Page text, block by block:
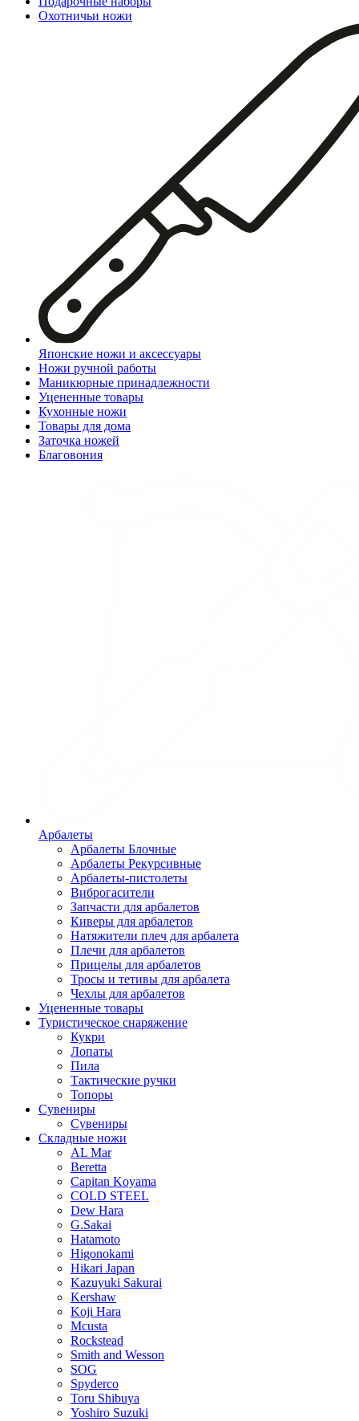
Охотничьи ножи
Японские ножи и аксессуары
Ножи ручной работы
Маникюрные принадлежности
Уцененные товары
Кухонные ножи
Товары для дома
Заточка ножей
Благовония
Арбалеты
Арбалеты Блочные
Арбалеты Рекурсивные
Арбалеты-пистолеты
Виброгасители
Запчасти для арбалетов
Киверы для арбалетов
Натяжители плеч для арбалета
Плечи для арбалетов
Прицелы для арбалетов
Тросы и тетивы для арбалета
Чехлы для арбалетов
Уцененные товары
Туристическое снаряжение
Кукри
Лопаты
Пила
Тактические ручки
Топоры
Сувениры
Сувениры
Складные ножи
AL Mar
Beretta
Capitan Koyama
COLD STEEL
Dew Hara
G.Sakai
Hatamoto
Higonokami
Hikari Japan
Kazuyuki Sakurai
Kershaw
Koji Hara
Mcusta
Rockstead
Smith and Wesson
SOG
Spyderco
Toru Shibuya
Yoshiro Suzuki